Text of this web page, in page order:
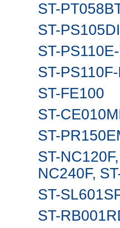
ST-
ST-
ST-
ST-
ST-FE100
ST-
ST-
ST-
NC240F,
ST-
ST-